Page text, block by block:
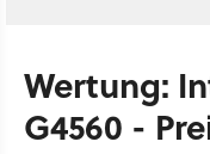
Wertung:
G4560 -